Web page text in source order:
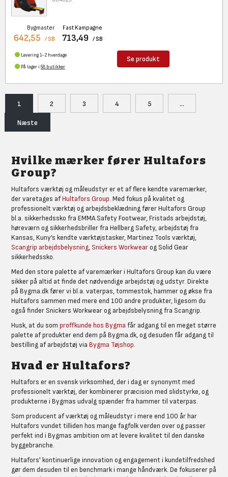
Bygmaster
642,55 / SB
Fast Kampagne
713,49 / SB
Levering 1-2 hverdage
På lager i 58 butikker
Se produkt
1 2 3 4 5 ...
Næste
Hvilke mærker fører Hultafors
Group?
Hultafors værktøj og måleudstyr er et af flere kendte varemærker,
der varetages afHultafors Group. Med fokus på kvalitet og
professionelt værktøj og arbejdsbeklædning fører Hultafors Group
bl.a. sikkerhedssko fra EMMA Safety Footwear, Fristads arbejdstøj,
høreværn og sikkerhedsbriller fra Hellberg Safety, arbejdstøj fra
Kansas, Kuny’s kendte værktøjstasker, Martinez Tools værktøj,
Scangrip arbejdsbelysning, Snickers Workwearog Solid Gear
sikkerhedssko.
Med den store palette af varemærker i Hultafors Group kan du være
sikker på altid at finde det nødvendige arbejdstøj og udstyr. Direkte
på Bygma.dk fører vi bl.a. vaterpas, tommestok, hammer og økse fra
Hultafors sammen med mere end 100 andre produkter, ligesom du
også finder Snickers Workwear og arbejdsbelysning fra Scangrip.
Husk, at du som proffkunde hos Bygma får adgang til en meget større
palette af produkter end dem på Bygma.dk, og desuden får adgang til
bestilling af arbejdstøj via Bygma Tøjshop.
Hvad er Hultafors?
Hultafors er en svensk virksomhed, der i dag er synonymt med
professionelt værktøj, der kombinerer præcision med slidstyrke, og
produkterne i Bygmas udvalg spænder fra hammer til vaterpas.
Som producent af værktøj og måleudstyr i mere end 100 år har
Hultafors vundet tilliden hos mange fagfolk verden over og passer
perfekt ind i Bygmas ambition om at levere kvalitet til den danske
byggebranche.
Hultafors' kontinuerlige innovation og engagement i kundetilfredshed
gør dem desuden til en benchmark i mange håndværk. De fokuserer på